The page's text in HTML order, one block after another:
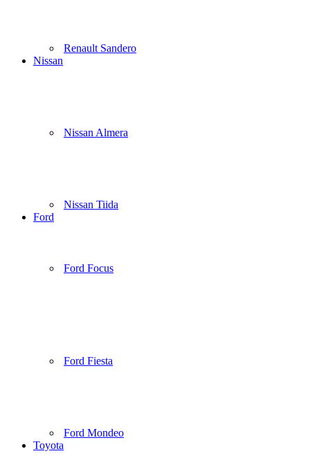
Renault Sandero
Nissan
Nissan Almera
Nissan Tiida
Ford
Ford Focus
Ford Fiesta
Ford Mondeo
Toyota